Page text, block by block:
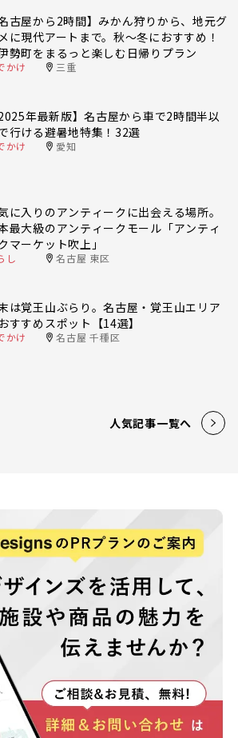
名古屋から2時間】みかん狩りから、地元グ
に現代アートまで。秋〜冬におすすめ！
勢町をまるっと楽しむ日帰りプラン
かけ 三重
2025年最新版】名古屋から車で2時間半以
行ける避暑地特集！32選
かけ 愛知
に入りのアンティークに出会える場所。
最大級のアンティークモール「アンティ
マーケット吹上」
し 名古屋 東区
は覚王山ぶらり。名古屋・覚王山エリア
すすめスポット【14選】
かけ 名古屋 千種区
人気記事一覧へ